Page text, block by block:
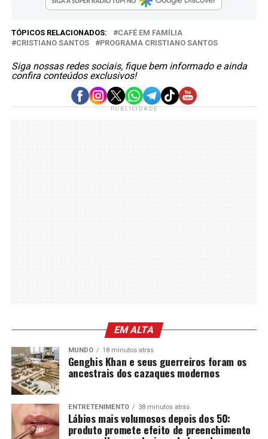
TÓPICOS RELACIONADOS:
CAFÉ EM FAMÍLIA
CRISTIANO SANTOS
PROGRAMA CRISTIANO SANTOS
Siga nossas redes sociais, fique bem informado e ainda
confira conteúdos exclusivos!
PUBLICIDADE
EM ALTA
MUNDO 18 minutos atrás
Genghis Khan e seus guerreiros foram os
ancestrais dos cazaques modernos
ENTRETENIMENTO 38 minutos atrás
Lábios mais volumosos depois dos 50:
produto promete efeito de preenchimento